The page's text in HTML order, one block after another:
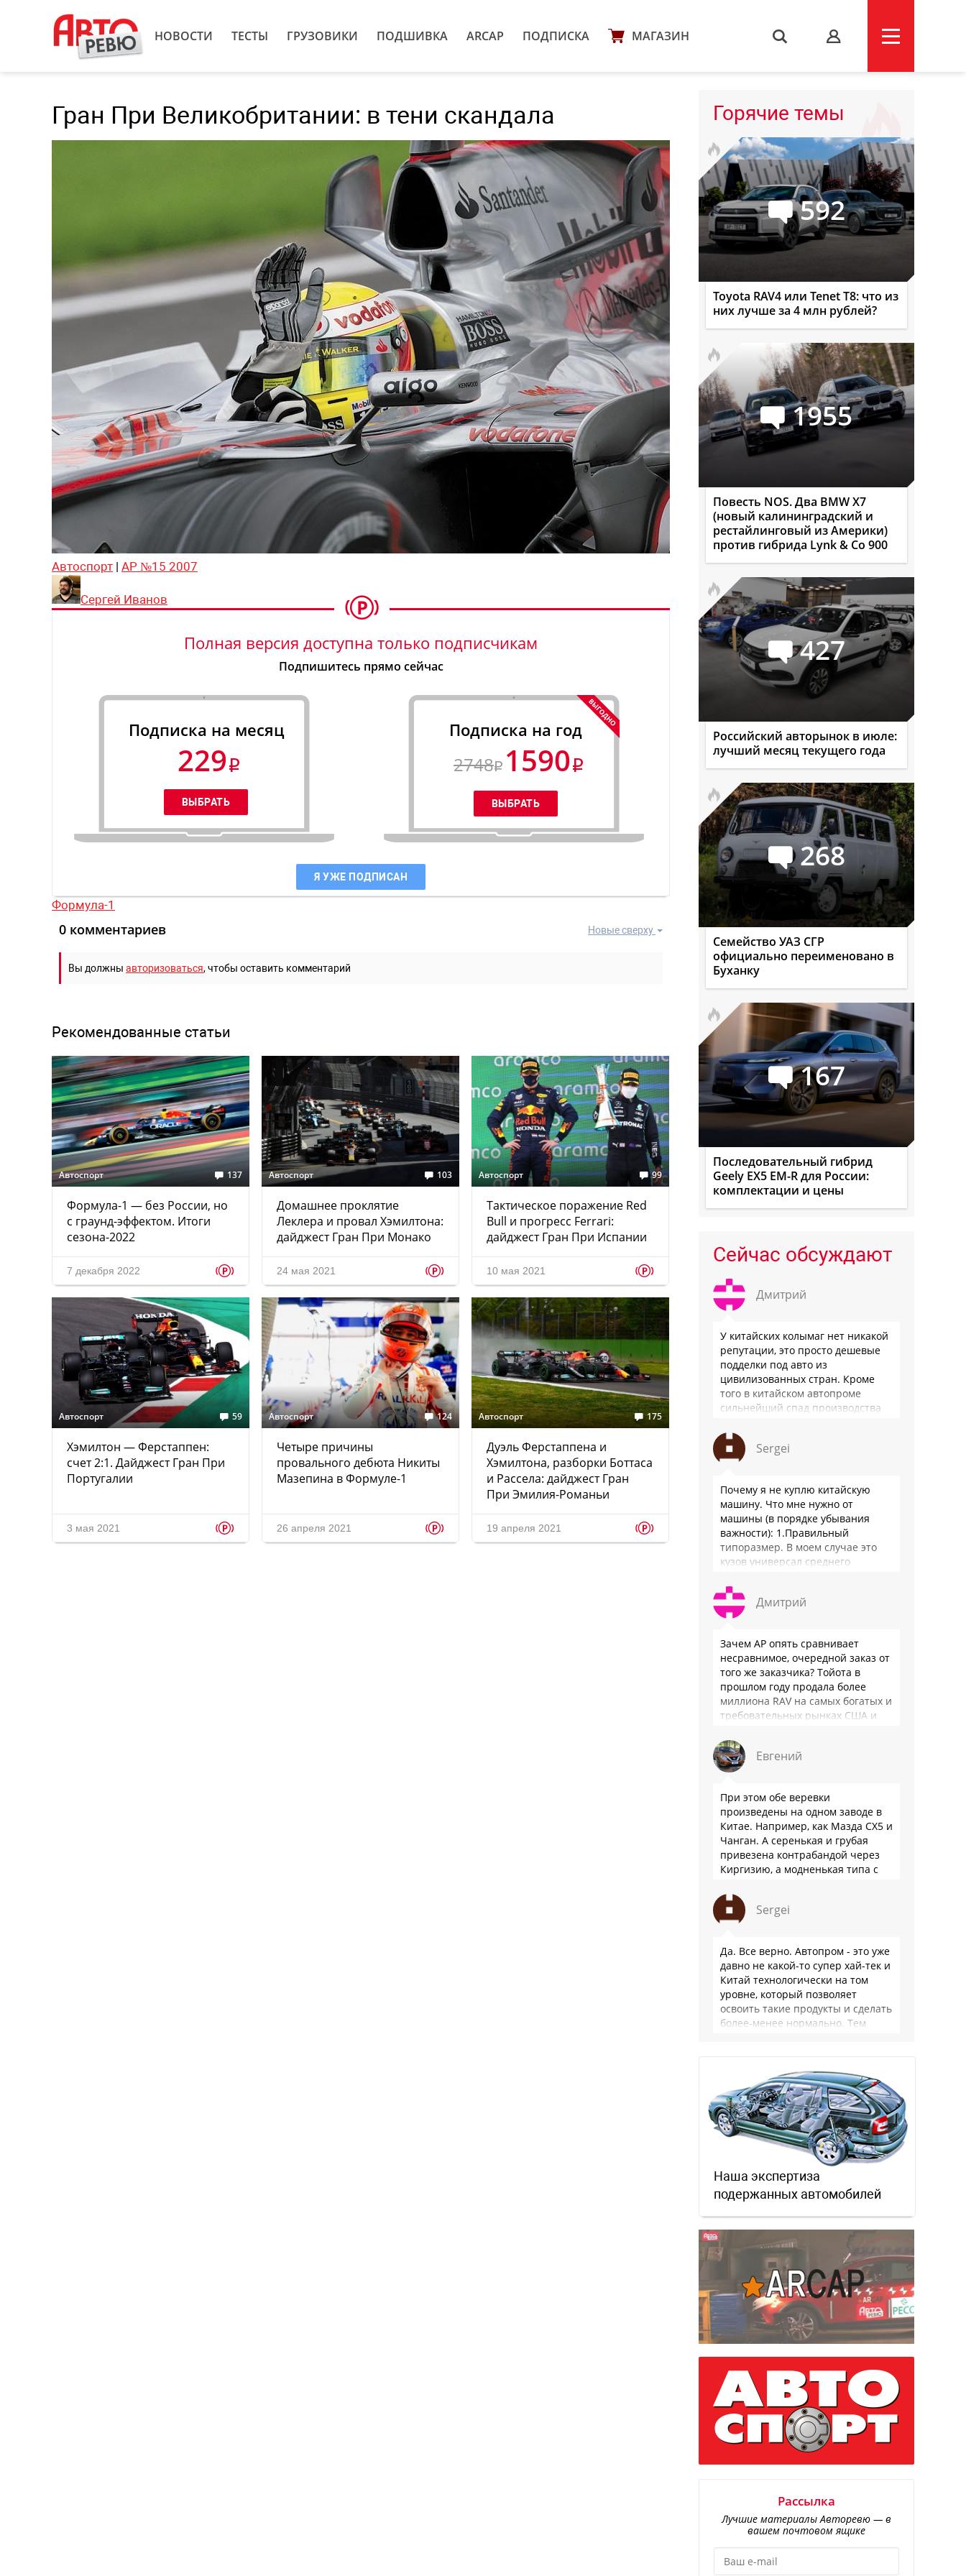
НОВОСТИ ТЕСТЫ ГРУЗОВИКИ ПОДШИВКА ARCAP ПОДПИСКА МАГАЗИН s
Гран При Великобритании: в тени скандала
Автоспорт | АР №15 2007
Сергей Иванов
Полная версия доступна только подписчикам
Подпишитесь прямо сейчас
Подписка на месяц
229
Подписка на год
2748 1590
Я УЖЕ ПОДПИСАН
Формула-1
Новые сверху
0 комментариев
Вы должны авторизоваться, чтобы оставить комментарий
Рекомендованные статьи
Автоспорт 137
Формула-1 — без России, но
с граунд-эффектом. Итоги
сезона-2022
7 декабря 2022 p
Автоспорт 103
Домашнее проклятие
Леклера и провал Хэмилтона:
дайджест Гран При Монако
24 мая 2021 p
Автоспорт 99
Тактическое поражение Red
Bull и прогресс Ferrari:
дайджест Гран При Испании
10 мая 2021 p
Автоспорт 59
Хэмилтон — Ферстаппен:
счет 2:1. Дайджест Гран При
Португалии
3 мая 2021 p
Автоспорт 124
Четыре причины
провального дебюта Никиты
Мазепина в Формуле-1
26 апреля 2021 p
Автоспорт 175
Дуэль Ферстаппена и
Хэмилтона, разборки Боттаса
и Рассела: дайджест Гран
При Эмилия-Романьи
19 апреля 2021 p
Горячие темы
592
Toyota RAV4 или Tenet T8: что из
них лучше за 4 млн рублей?
1955
Повесть NOS. Два BMW X7
(новый калининградский и
рестайлинговый из Америки)
против гибрида Lynk & Co 900
427
Российский авторынок в июле:
лучший месяц текущего года
268
Семейство УАЗ СГР
официально переименовано в
Буханку
167
Последовательный гибрид
Geely EX5 EM-R для России:
комплектации и цены
Сейчас обсуждают
Дмитрий
У китайских колымаг нет никакой
репутации, это просто дешевые
подделки под авто из
цивилизованных стран. Кроме
того в китайском автопроме
сильнейший спад производства
почти все китайские
производители работают …
Sergei
Почему я не куплю китайскую
машину. Что мне нужно от
машины (в порядке убывания
важности): 1.Правильный
типоразмер. В моем случае это
кузов универсал среднего
быть уверенным, что она меня
везде довезет и …
Дмитрий
Зачем АР опять сравнивает
несравнимое, очередной заказ от
того же заказчика? Тойота в
прошлом году продала более
миллиона RAV на самых богатых и
требовательных рынках США и
подтвердив статус …
Евгений
При этом обе веревки
произведены на одном заводе в
Китае. Например, как Мазда СХ5 и
Чанган. А серенькая и грубая
привезена контрабандой через
Киргизию, а модненькая типа с
Sergei
Да. Все верно. Автопром - это уже
давно не какой-то супер хай-тек и
Китай технологически на том
уровне, который позволяет
освоить такие продукты и сделать
более-менее нормально. Тем
Наша экспертиза
подержанных автомобилей
Рассылка
Лучшие материалы Авторевю — в
вашем почтовом ящике